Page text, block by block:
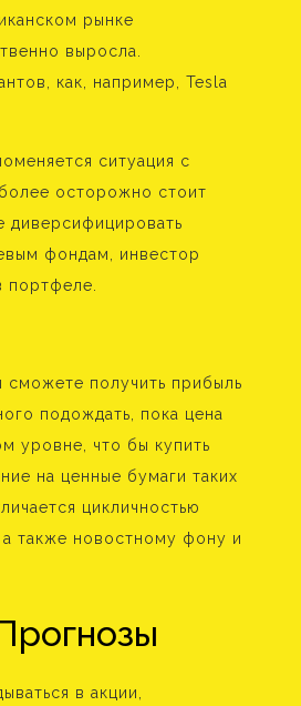
рынке
выросла.
как, например, Tesla
ситуация с
осторожно стоит
диверсифицировать
фондам, инвестор
портфеле.
сможете получить прибыль
подождать, пока цена
уровне, что бы купить
на ценные бумаги таких
цикличностью
а также новостному фону и
в акции,